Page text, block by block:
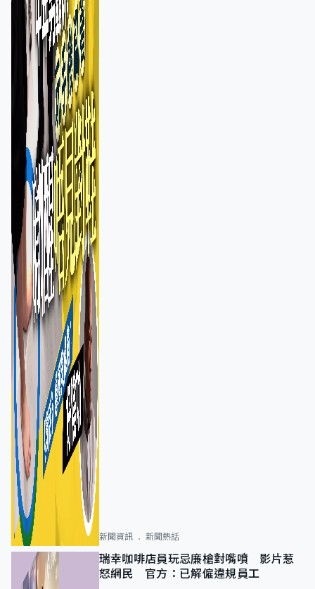
新聞資訊 新聞熱話
瑞幸咖啡店員玩忌廉槍對嘴噴 影片惹
怒網民 官方：已解僱違規員工